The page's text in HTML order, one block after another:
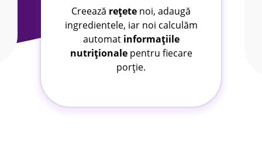
Creează rețete noi, adaugă
ingredientele, iar noi calculăm
automat informațiile
nutriționalepentru fiecare
porție.